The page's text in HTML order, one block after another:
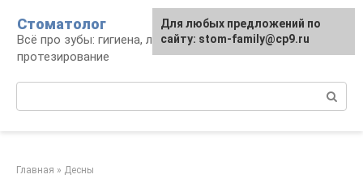
контенту
Стоматолог
Всё про зубы: гигиена, лечение,
протезирование
Главная » Десны
Для любых предложений по
сайту: stom-family@cp9.ru